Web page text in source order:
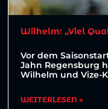
Wilhelm: „Viel
Vor dem
Jahn Regensburg
Wilhelm und Vize-
WEITERLESEN »